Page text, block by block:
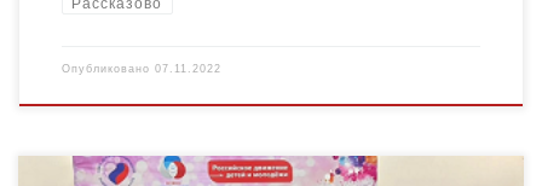
Опубликовано 07.11.2022